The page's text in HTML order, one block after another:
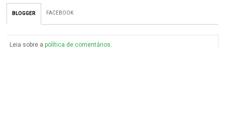
BLOGGER FACEBOOK
Leia sobre apolítica de comentários.